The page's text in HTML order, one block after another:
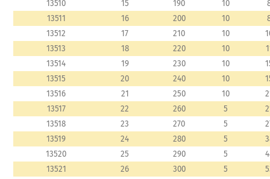
13510
15 190 10
13511
16 200 10
13512
17 210 10
13513
18 220 10
13514
19 230 10
13515
20 240 10
13516
21 250 10
13517
22 260 5
13518
23 270 5
13519
24 280 5
13520
25 290 5
13521
26 300 5